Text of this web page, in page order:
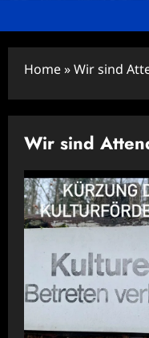
Home»Wir sind
Wir sind